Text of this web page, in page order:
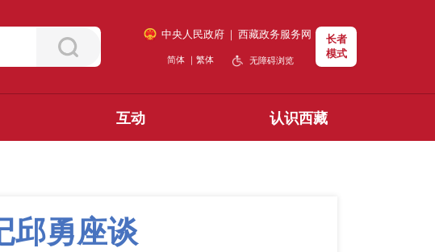
中央人民政府 ｜ 西藏政务服务网
简体｜ 繁体 无障碍浏览
长者
模式
互动 认识西藏
邱勇座谈